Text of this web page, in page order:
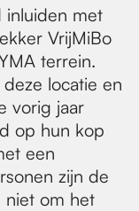
inluiden met
VrijMiBo
terrein.
locatie en
vorig jaar
op hun kop
een
zijn de
niet om het